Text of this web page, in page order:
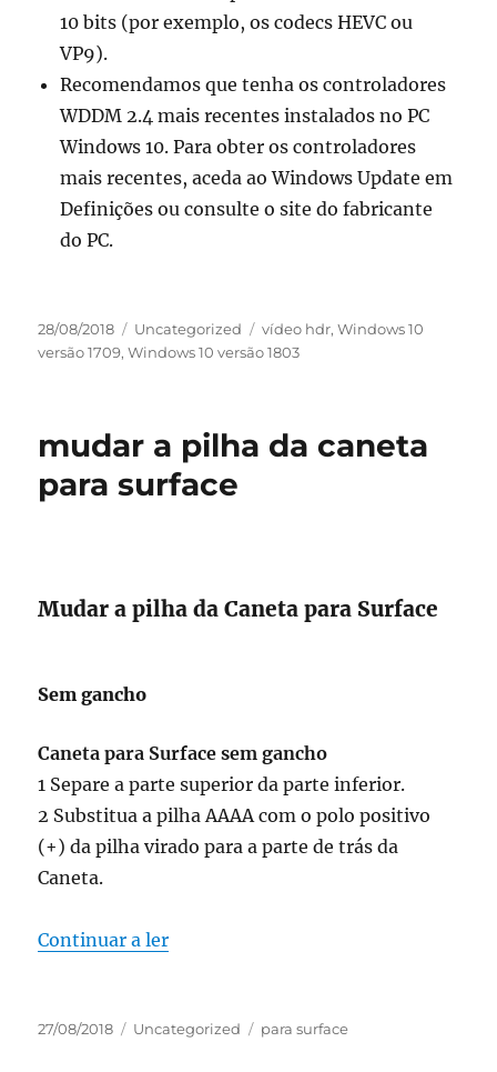
10 bits (por exemplo, os codecs HEVC ou
VP9).
Recomendamos que tenha os controladores
WDDM 2.4 mais recentes instalados no PC
Windows 10. Para obter os controladores
mais recentes, aceda ao Windows Update em
Definições ou consulte o site do fabricante
do PC.
Publicado
em
28/08/2018 Categorias
Uncategorized Etiquetas
vídeo hdr,Windows 10
versão 1709,Windows 10 versão 1803
mudar a pilha da caneta
para surface
Mudar a pilha da Caneta para Surface
Sem gancho
Caneta para Surface sem gancho
1 Separe a parte superior da parte inferior.
2 Substitua a pilha AAAA com o polo positivo
(+) da pilha virado para a parte de trás da
Caneta.
Continuar a ler“mudar a pilha da caneta para
Publicado
27/08/2018 Categorias
Uncategorized Etiquetas
para surface